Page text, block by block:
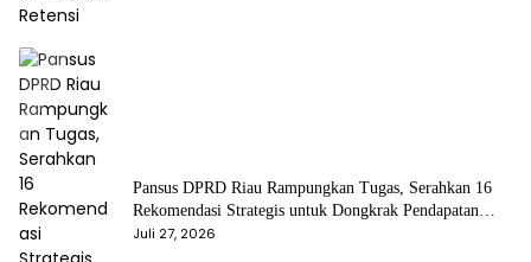
Pansus DPRD Riau Rampungkan Tugas, Serahkan 16
Rekomendasi Strategis untuk Dongkrak Pendapatan
Daerah
Juli 27, 2026